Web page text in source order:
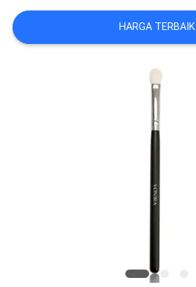
HARGA TERBAIK